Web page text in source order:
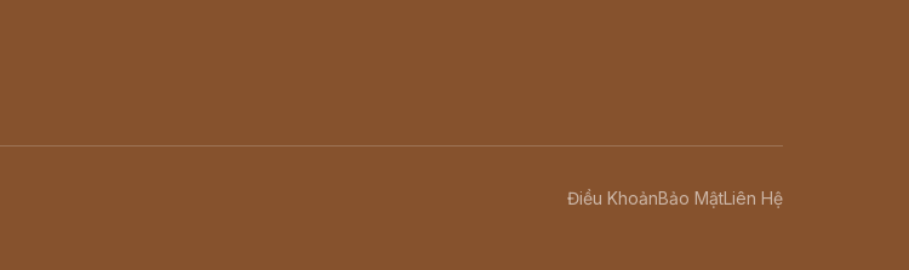
Điều KhoảnBảo MậtLiên Hệ